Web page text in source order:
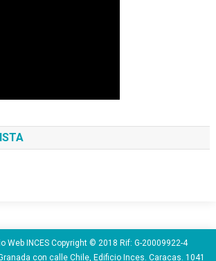
Web INCES Copyright © 2018 Rif: G-20009922-4
con calle Chile, Edificio Inces. Caracas. 1041